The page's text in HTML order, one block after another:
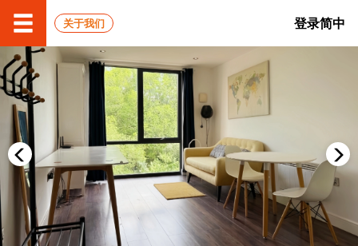
关于我们 登录简中